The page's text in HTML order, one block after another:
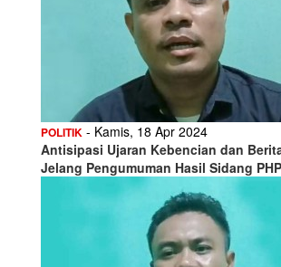
POLITIK - Kamis, 18 Apr 2024
Antisipasi Ujaran Kebencian dan
Jelang Pengumuman Hasil Sidang